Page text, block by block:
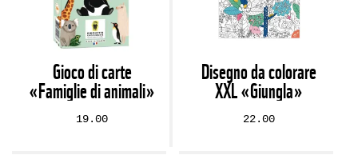
Gioco di carte
«Famiglie di animali»
19.00
Disegno da colorare
XXL «Giungla»
22.00